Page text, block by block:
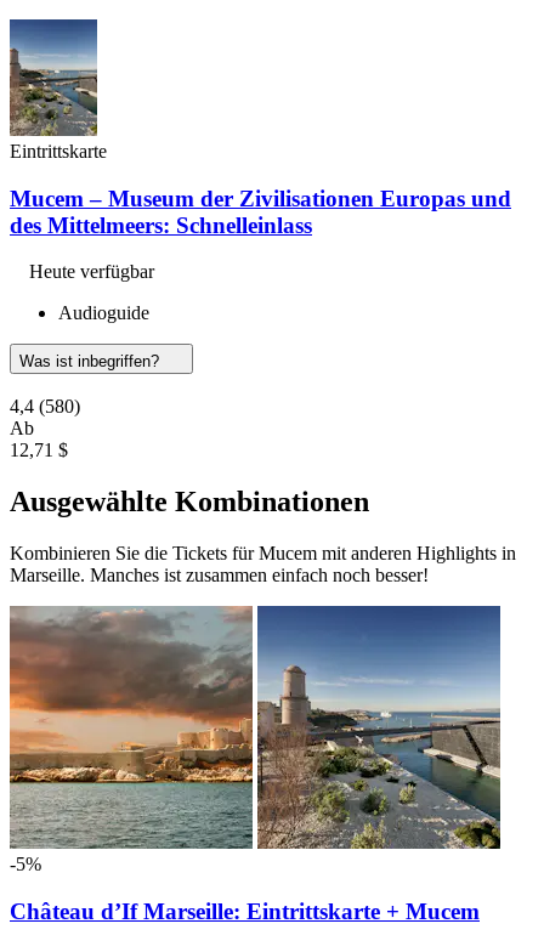
Eintrittskarte
Mucem – Museum der Zivilisationen Europas und
des Mittelmeers: Schnelleinlass
Heute verfügbar
Audioguide
Was ist inbegriffen?
4,4 (580)
Ab
12,71 $
Ausgewählte Kombinationen
Kombinieren Sie die Tickets für Mucem mit anderen Highlights in
Marseille. Manches ist zusammen einfach noch besser!
-5%
Château d’If Marseille: Eintrittskarte + Mucem